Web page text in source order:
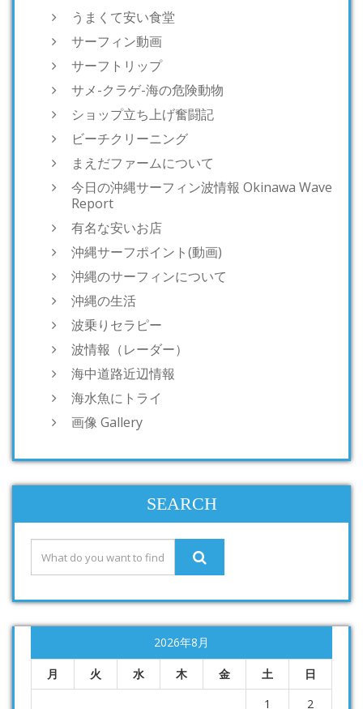
うまくて安い食堂
サーフィン動画
サーフトリップ
サメ-クラゲ-海の危険動物
ショップ立ち上げ奮闘記
ビーチクリーニング
まえだファームについて
今日の沖縄サーフィン波情報 Okinawa Wave
Report
有名な安いお店
沖縄サーフポイント(動画)
沖縄のサーフィンについて
沖縄の生活
波乗りセラピー
波情報（レーダー）
海中道路近辺情報
海水魚にトライ
画像 Gallery
SEARCH
2026年8月
月 火 水 木 金 土
日
1
2